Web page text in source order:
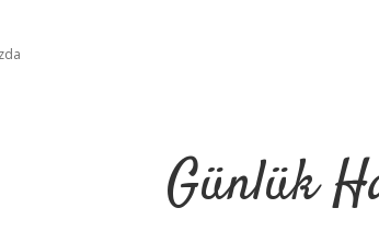
Günlük